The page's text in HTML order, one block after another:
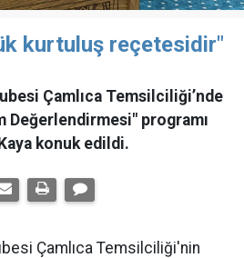
kurtuluş reçetesidir"
Çamlıca Temsilciliği’nde
Değerlendirmesi" programı
konuk edildi.
Çamlıca Temsilciliği'nin